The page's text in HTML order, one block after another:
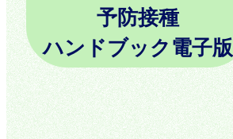
予防接種
ハンドブック電子版